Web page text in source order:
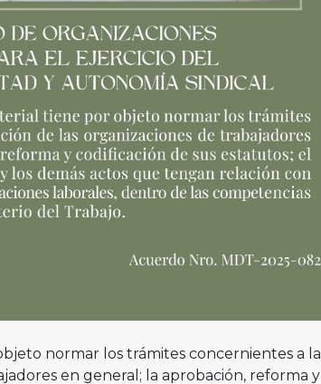
normar los trámites concernientes a la
en general; la aprobación, reforma y